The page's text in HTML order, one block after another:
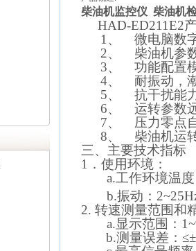
柴油机监控仪 柴油机
HAD-ED211E2
1、
微电脑数
2、
柴油机参
3、
功能配置
4、
耐振动，
5、
抗干扰能
6、
运转参数
7、
压力零点
8、
柴油机运
三、 主要技术指标
1 ．使用环境：
a.工作环境温
b.振动：
2. 转速测量范围和
a.显示范围：
b.测量误差：≤±